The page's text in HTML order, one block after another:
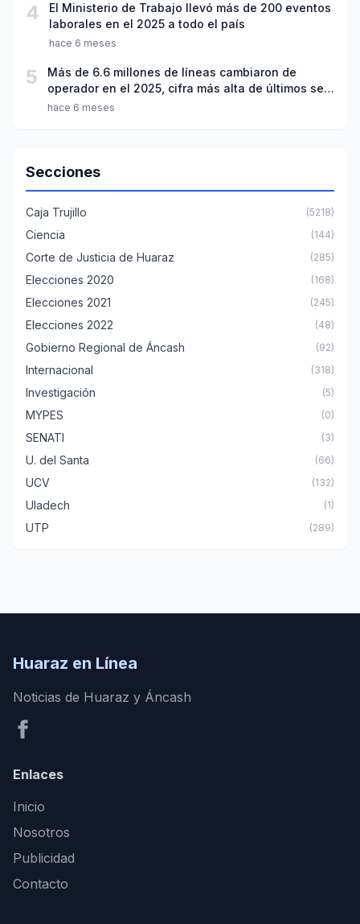
4
El Ministerio de Trabajo llevó más de 200 eventos
laborales en el 2025 a todo el país
hace 6 meses
5
Más de 6.6 millones de líneas cambiaron de
operador en el 2025, cifra más alta de últimos seis
años
hace 6 meses
Secciones
Caja Trujillo (5218)
Ciencia (144)
Corte de Justicia de Huaraz (285)
Elecciones 2020 (168)
Elecciones 2021 (245)
Elecciones 2022 (48)
Gobierno Regional de Áncash (92)
Internacional (318)
Investigación (5)
MYPES (0)
SENATI (3)
U. del Santa (66)
UCV (132)
Uladech (1)
UTP (289)
Huaraz en Línea
Noticias de Huaraz y Áncash
Enlaces
Inicio
Nosotros
Publicidad
Contacto